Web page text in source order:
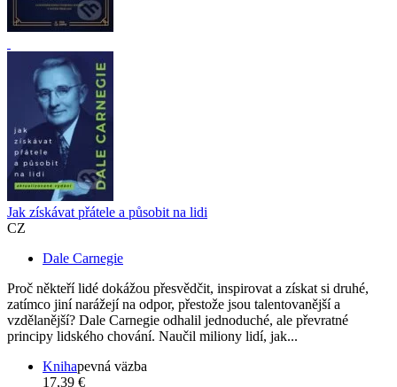
Jak získávat přátele a působit na lidi
CZ
Dale Carnegie
Proč někteří lidé dokážou přesvědčit, inspirovat a získat si druhé,
zatímco jiní narážejí na odpor, přestože jsou talentovanější a
vzdělanější? Dale Carnegie odhalil jednoduché, ale převratné
principy lidského chování. Naučil miliony lidí, jak...
Knihapevná väzba
17,39 €